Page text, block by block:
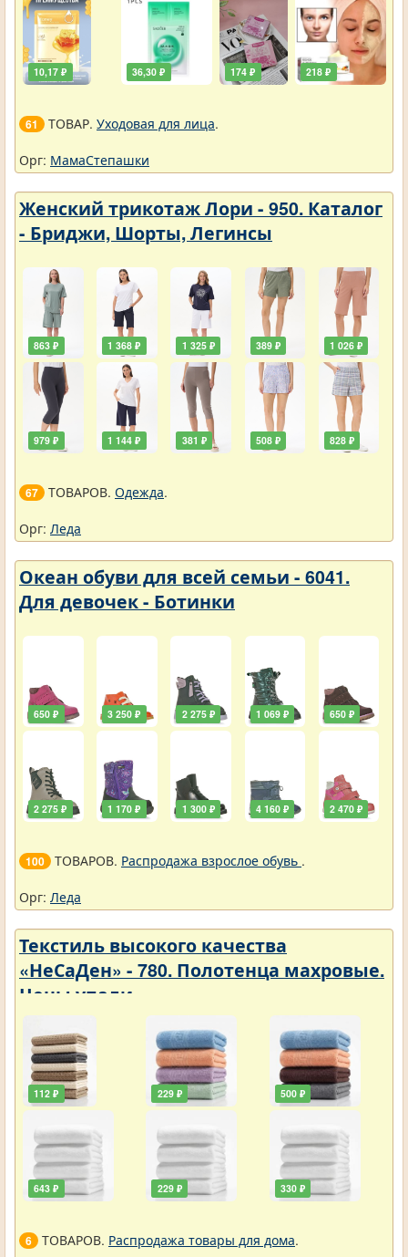
10,17 ₽ 36,30 ₽ 174 ₽ 218 ₽
61 ТОВАР. Уходовая для лица.
Орг: МамаСтепашки
Женский трикотаж Лори - 950. Каталог
- Бриджи, Шорты, Легинсы
863 ₽
979 ₽
1 368 ₽
1 144 ₽
1 325 ₽
381 ₽
389 ₽
508 ₽
1 026 ₽
828 ₽
67 ТОВАРОВ. Одежда.
Орг: Леда
Океан обуви для всей семьи - 6041.
Для девочек - Ботинки
650 ₽
2 275 ₽
3 250 ₽
1 170 ₽
2 275 ₽
1 300 ₽
1 069 ₽
4 160 ₽
650 ₽
2 470 ₽
100 ТОВАРОВ. Распродажа взрослое обувь .
Орг: Леда
Текстиль высокого качества
«НеСаДен» - 780. Полотенца махровые.
Цены упали
112 ₽
643 ₽
229 ₽
229 ₽
500 ₽
330 ₽
6 ТОВАРОВ. Распродажа товары для дома.